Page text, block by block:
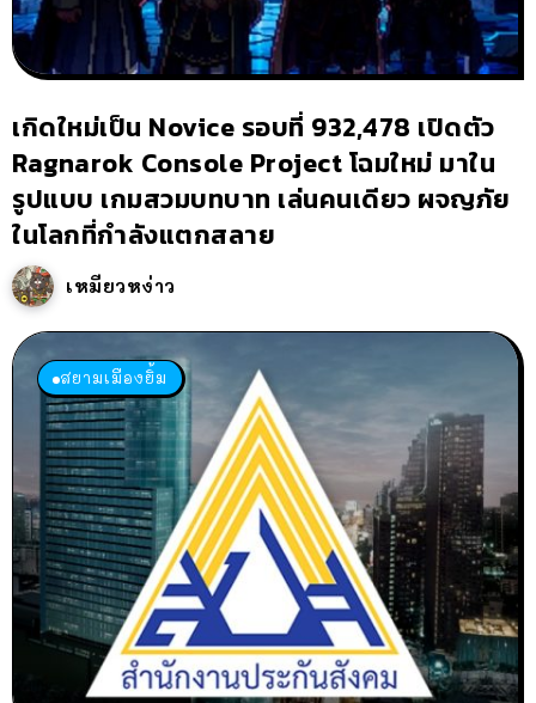
เกิดใหม่เป็น Novice รอบที่ 932,478 เปิดตัว
Ragnarok Console Project โฉมใหม่ มาใน
รูปแบบ เกมสวมบทบาท เล่นคนเดียว ผจญภัย
ในโลกที่กำลังแตกสลาย
เหมียวหง่าว
สยามเมืองยิ้ม